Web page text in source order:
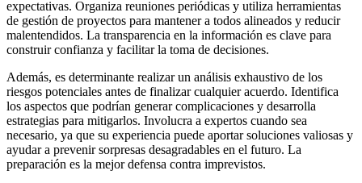
expectativas. Organiza reuniones periódicas y utiliza herramientas
de gestión de proyectos para mantener a todos alineados y reducir
malentendidos. La transparencia en la información es clave para
construir confianza y facilitar la toma de decisiones.
Además, es determinante realizar un análisis exhaustivo de los
riesgos potenciales antes de finalizar cualquier acuerdo. Identifica
los aspectos que podrían generar complicaciones y desarrolla
estrategias para mitigarlos. Involucra a expertos cuando sea
necesario, ya que su experiencia puede aportar soluciones valiosas y
ayudar a prevenir sorpresas desagradables en el futuro. La
preparación es la mejor defensa contra imprevistos.